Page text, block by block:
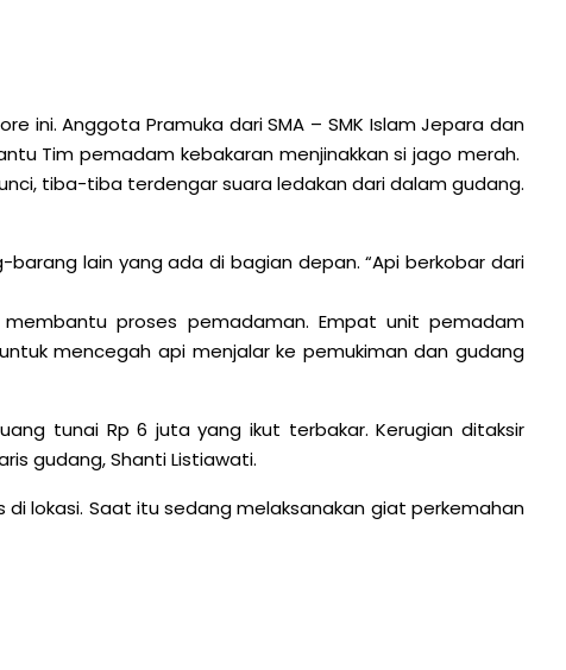
ini. Anggota Pramuka dari SMA – SMK Islam Jepara dan
Tim pemadam kebakaran menjinakkan si jago merah.
tiba-tiba terdengar suara ledakan dari dalam gudang.
lain yang ada di bagian depan. “Api berkobar dari
proses pemadaman. Empat unit pemadam
mencegah api menjalar ke pemukiman dan gudang
tunai Rp 6 juta yang ikut terbakar. Kerugian ditaksir
gudang, Shanti Listiawati.
lokasi. Saat itu sedang melaksanakan giat perkemahan